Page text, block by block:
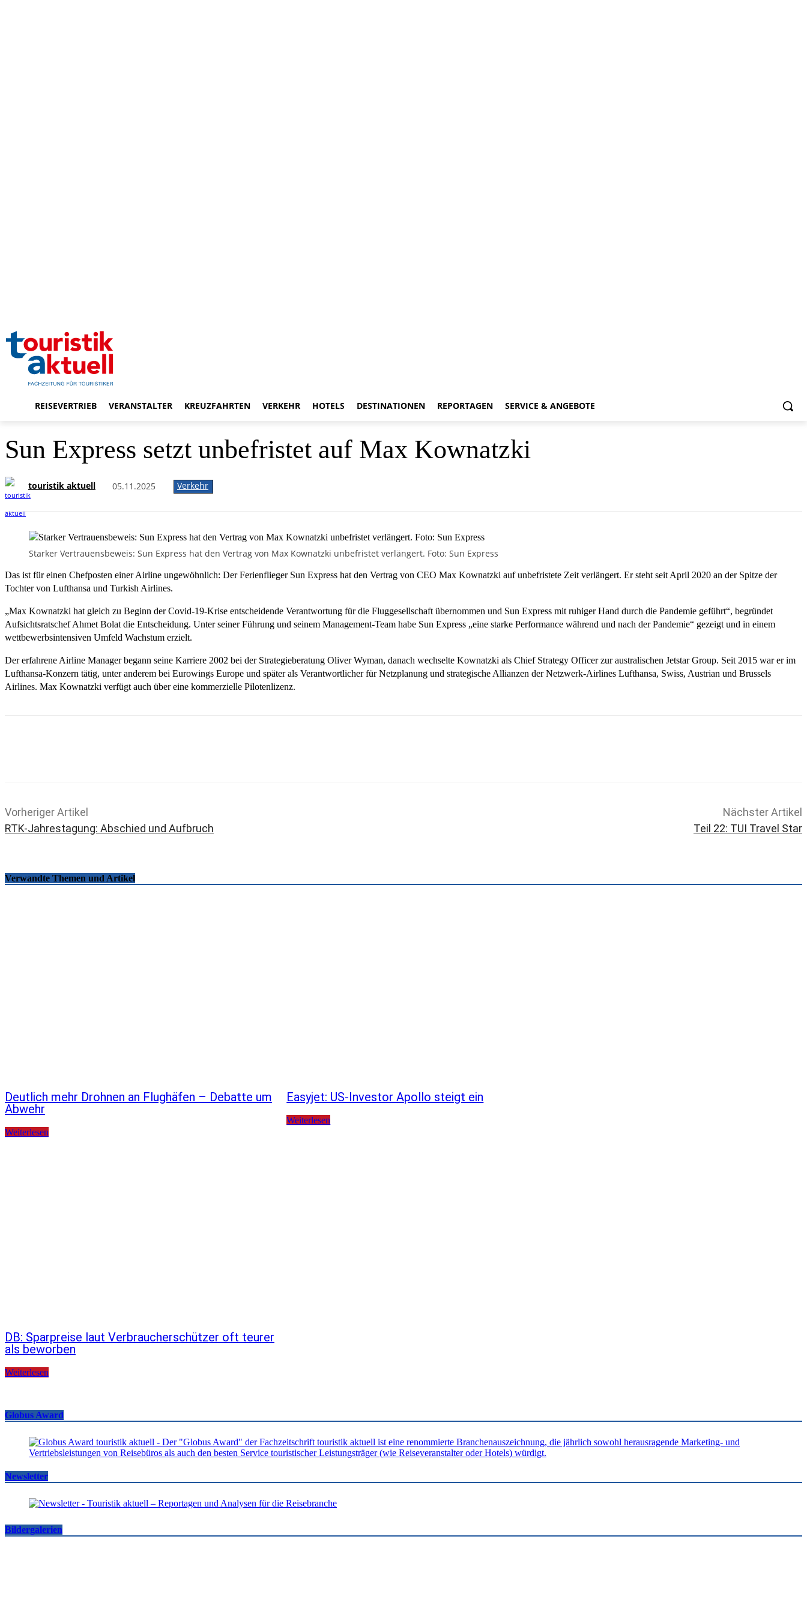
REISEVERTRIEB VERANSTALTER KREUZFAHRTEN VERKEHR HOTELS DESTINATIONEN REPORTAGEN SERVICE & ANGEBOTE
Sun Express setzt unbefristet auf Max Kownatzki
touristik aktuell 05.11.2025 Verkehr
Starker Vertrauensbeweis: Sun Express hat den Vertrag von Max Kownatzki unbefristet verlängert. Foto: Sun Express
Das ist für einen Chefposten einer Airline ungewöhnlich: Der Ferienflieger Sun Express hat den Vertrag von CEO Max Kownatzki auf unbefristete Zeit verlängert. Er steht seit April 2020 an der Spitze der
Tochter von Lufthansa und Turkish Airlines.
„Max Kownatzki hat gleich zu Beginn der Covid-19-Krise entscheidende Verantwortung für die Fluggesellschaft übernommen und Sun Express mit ruhiger Hand durch die Pandemie geführt“, begründet
Aufsichtsratschef Ahmet Bolat die Entscheidung. Unter seiner Führung und seinem Management-Team habe Sun Express „eine starke Performance während und nach der Pandemie“ gezeigt und in einem
wettbewerbsintensiven Umfeld Wachstum erzielt.
Der erfahrene Airline Manager begann seine Karriere 2002 bei der Strategieberatung Oliver Wyman, danach wechselte Kownatzki als Chief Strategy Officer zur australischen Jetstar Group. Seit 2015 war er im
Lufthansa-Konzern tätig, unter anderem bei Eurowings Europe und später als Verantwortlicher für Netzplanung und strategische Allianzen der Netzwerk-Airlines Lufthansa, Swiss, Austrian und Brussels
Airlines. Max Kownatzki verfügt auch über eine kommerzielle Pilotenlizenz.
Vorheriger Artikel
RTK-Jahrestagung: Abschied und Aufbruch
Nächster Artikel
Teil 22: TUI Travel Star
Verwandte Themen und Artikel
Deutlich mehr Drohnen an Flughäfen – Debatte um
Abwehr
Weiterlesen
Easyjet: US-Investor Apollo steigt ein
Weiterlesen
DB: Sparpreise laut Verbraucherschützer oft teurer
als beworben
Weiterlesen
Globus Award
Newsletter
Bildergalerien